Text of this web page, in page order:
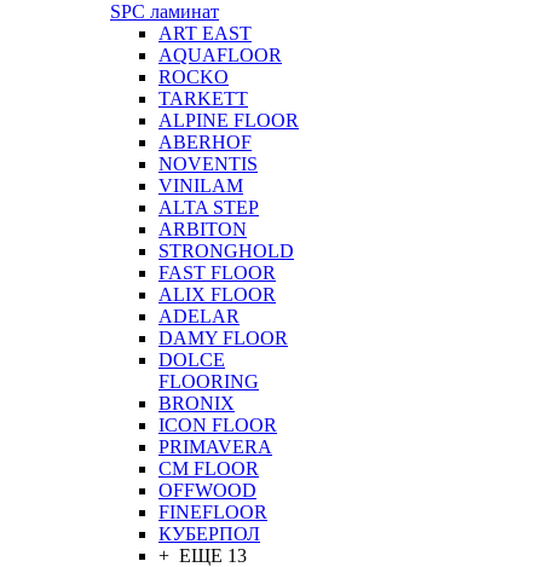
SPC ламинат
ART EAST
AQUAFLOOR
ROCKO
TARKETT
ALPINE FLOOR
ABERHOF
NOVENTIS
VINILAM
ALTA STEP
ARBITON
STRONGHOLD
FAST FLOOR
ALIX FLOOR
ADELAR
DAMY FLOOR
DOLCE
FLOORING
BRONIX
ICON FLOOR
PRIMAVERA
CM FLOOR
OFFWOOD
FINEFLOOR
КУБЕРПОЛ
+ ЕЩЕ 13